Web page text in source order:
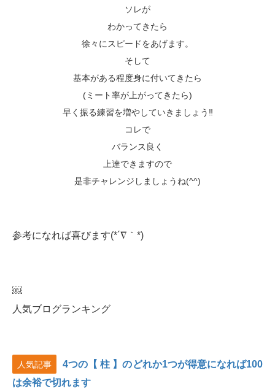
ソレが
わかってきたら
徐々にスピードをあげます。
そして
基本がある程度身に付いてきたら
(ミート率が上がってきたら)
早く振る練習を増やしていきましょう‼️
コレで
バランス良く
上達できますので
是非チャレンジしましょうね(^^)
参考になれば喜びます(*´∇｀*)
￼
人気ブログランキング
人気記事
4つの【 柱 】のどれか1つが得意になれば100
は余裕で切れます